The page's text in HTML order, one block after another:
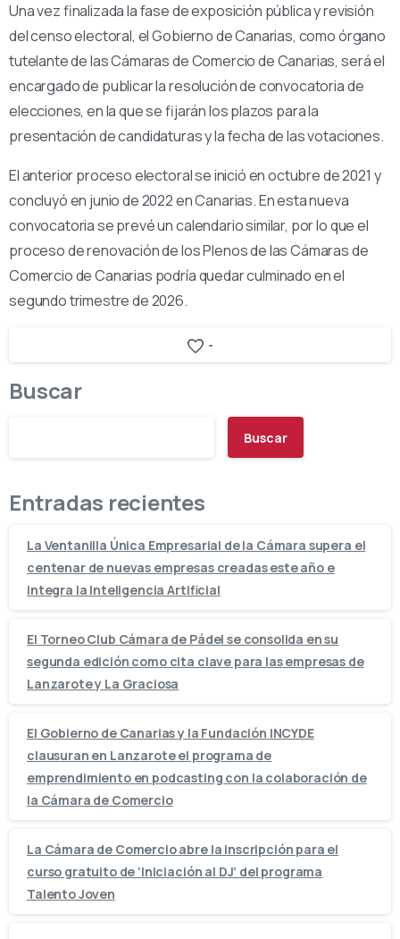
Una vez finalizada la fase de exposición pública y revisión
del censo electoral, el Gobierno de Canarias, como órgano
tutelante de las Cámaras de Comercio de Canarias, será el
encargado de publicar la resolución de convocatoria de
elecciones, en la que se fijarán los plazos para la
presentación de candidaturas y la fecha de las votaciones.
El anterior proceso electoral se inició en octubre de 2021 y
concluyó en junio de 2022 en Canarias. En esta nueva
convocatoria se prevé un calendario similar, por lo que el
proceso de renovación de los Plenos de las Cámaras de
Comercio de Canarias podría quedar culminado en el
segundo trimestre de 2026.
-
Buscar
Buscar
Entradas recientes
La Ventanilla Única Empresarial de la Cámara supera el
centenar de nuevas empresas creadas este año e
integra la Inteligencia Artificial
El Torneo Club Cámara de Pádel se consolida en su
segunda edición como cita clave para las empresas de
Lanzarote y La Graciosa
El Gobierno de Canarias y la Fundación INCYDE
clausuran en Lanzarote el programa de
emprendimiento en podcasting con la colaboración de
la Cámara de Comercio
La Cámara de Comercio abre la inscripción para el
curso gratuito de ‘Iniciación al DJ’ del programa
Talento Joven